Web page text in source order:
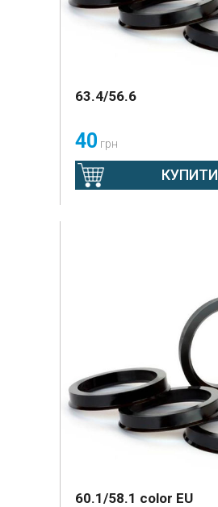
63.4/56.6
40 грн
КУПИТИ
60.1/58.1 color EU